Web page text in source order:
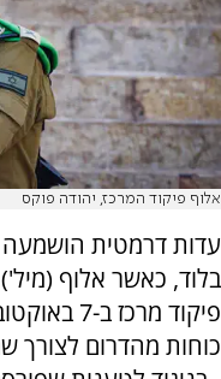
אלוף פיקוד המרכז, יהודה פוקס
עדות דרמטית
בלוד, כאשר אלוף
פיקוד
כוחות מהדרום לצורך